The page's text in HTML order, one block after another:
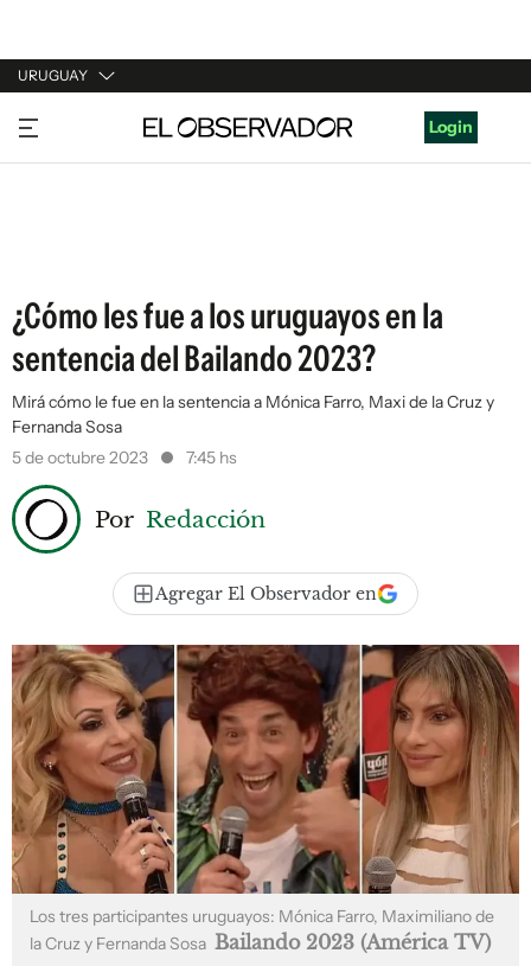
URUGUAY
URUGUAY
ARGENTINA
Login
¿Cómo les fue a los uruguayos en la
sentencia del Bailando 2023?
Mirá cómo le fue en la sentencia a Mónica Farro, Maxi de la Cruz y
Fernanda Sosa
5 de octubre 2023
7:45 hs
Por Redacción
Agregar El Observador en
Los tres participantes uruguayos: Mónica Farro, Maximiliano de
la Cruz y Fernanda Sosa Bailando 2023 (América TV)